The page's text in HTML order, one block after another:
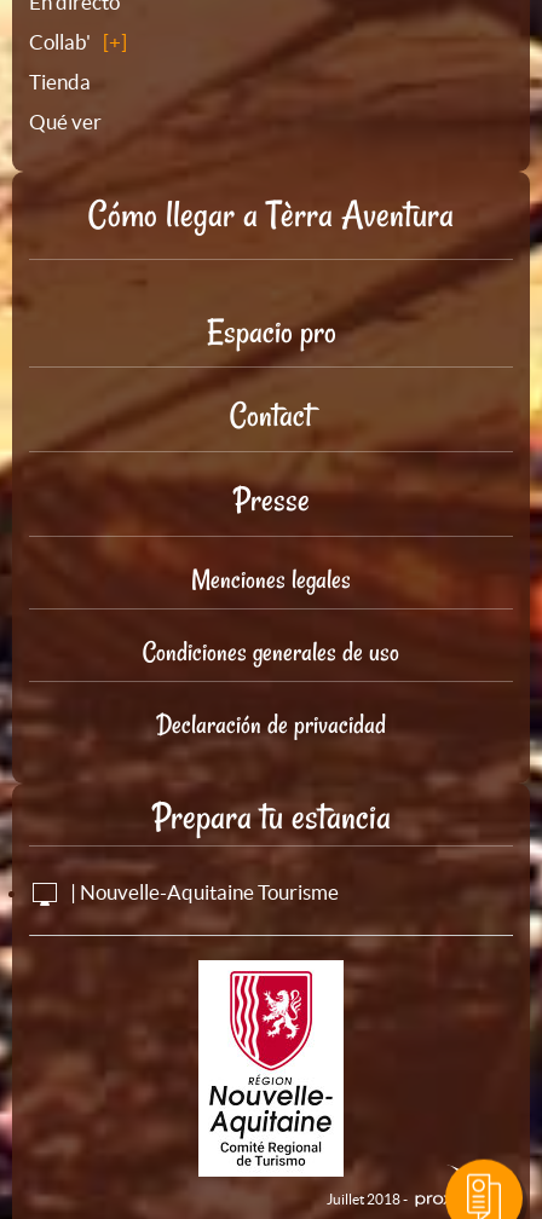
Collab'
Tienda
Qué ver
Cómo llegar a Tèrra Aventura
Espacio pro
Contact
Presse
Menciones legales
Condiciones generales de uso
Declaración de privacidad
Prepara tu estancia
| Nouvelle-Aquitaine Tourisme
Juillet 2018 -